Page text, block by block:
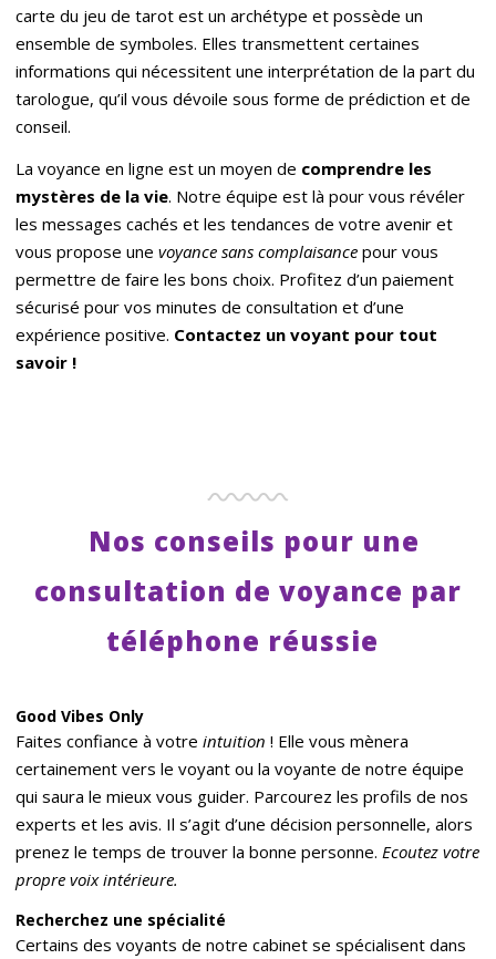
carte du jeu de tarot est un archétype et possède un
ensemble de symboles. Elles transmettent certaines
informations qui nécessitent une interprétation de la part du
tarologue, qu’il vous dévoile sous forme de prédiction et de
conseil.
La voyance en ligne est un moyen de comprendre les
mystères de la vie. Notre équipe est là pour vous révéler
les messages cachés et les tendances de votre avenir et
vous propose une voyance sans complaisance pour vous
permettre de faire les bons choix. Profitez d’un paiement
sécurisé pour vos minutes de consultation et d’une
expérience positive. Contactez un voyant pour tout
savoir !
Nos conseils pour une
consultation de voyance par
téléphone réussie
Good Vibes Only
Faites confiance à votre intuition ! Elle vous mènera
certainement vers le voyant ou la voyante de notre équipe
qui saura le mieux vous guider. Parcourez les profils de nos
experts et les avis. Il s’agit d’une décision personnelle, alors
prenez le temps de trouver la bonne personne. Ecoutez votre
propre voix intérieure.
Recherchez une spécialité
Certains des voyants de notre cabinet se spécialisent dans